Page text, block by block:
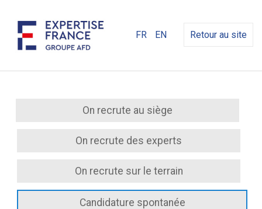
FR EN Retour au site
On recrute au siège
On recrute des experts
On recrute sur le terrain
Candidature spontanée